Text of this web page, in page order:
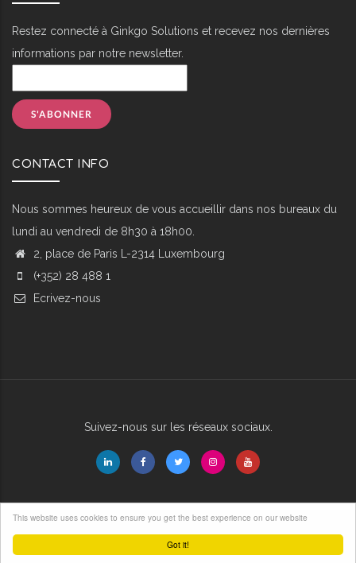
Got it!
This website uses cookies to ensure you get the best experience on our website
Restez connecté à Ginkgo Solutions et recevez nos dernières
informations par notre newsletter.
CONTACT INFO
Nous sommes heureux de vous accueillir dans nos bureaux du
lundi au vendredi de 8h30 à 18h00.
2, place de Paris L-2314 Luxembourg
(+352) 28 488 1
Ecrivez-nous
Suivez-nous sur les réseaux sociaux.
© Copyright 2025. All Rights Reserved.Website by kosmo.lu